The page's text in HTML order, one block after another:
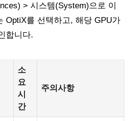
> 시스템(System)으로 이
OptiX를 선택하고, 해당 GPU가
합니다.
소
요
시
간
주의사항